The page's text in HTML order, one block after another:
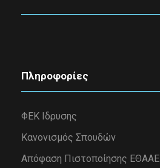
Πληροφορίες
ΦΕΚ Ιδρυσης
Κανονισμός Σπουδών
Απόφαση Πιστοποίησης ΕΘΑΑΕ